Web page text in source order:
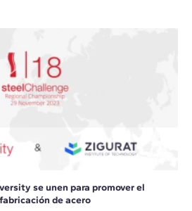
se unen para promover el
de acero